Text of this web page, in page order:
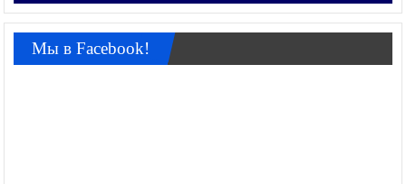
Мы в Facebook!